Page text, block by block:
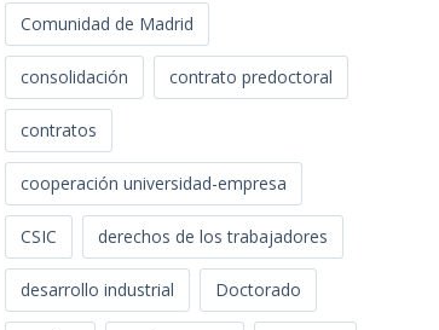
Comunidad de Madrid
consolidación contrato predoctoral
contratos
cooperación universidad-empresa
CSIC derechos de los trabajadores
desarrollo industrial Doctorado